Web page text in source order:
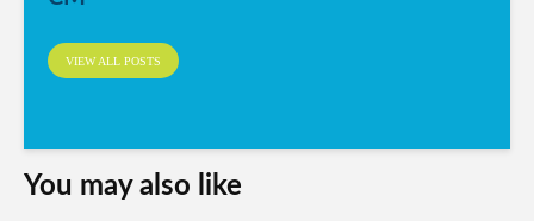
VIEW ALL POSTS
You may also like